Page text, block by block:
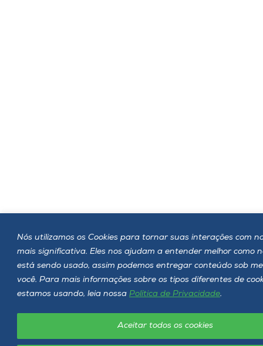
Nós utilizamos os Cookies para tornar suas interações com
mais significativa. Eles nos ajudam a entender melhor como
está sendo usado, assim podemos entregar conteúdo sob
você. Para mais informações sobre os tipos diferentes de
estamos usando, leia nossa Política de Privacidade.
Aceitar todos os cookies